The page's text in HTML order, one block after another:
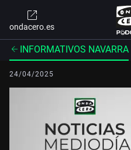
ondacero.es
INFORMATIVOS NAVARRA
24/04/2025